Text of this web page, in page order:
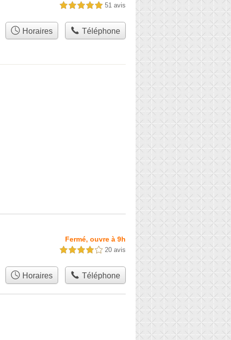
5,0 étoiles sur 5 51 avis
Horaires Téléphone
Fermé, ouvre à 9h
4,0 étoiles sur 5 20 avis
Horaires Téléphone